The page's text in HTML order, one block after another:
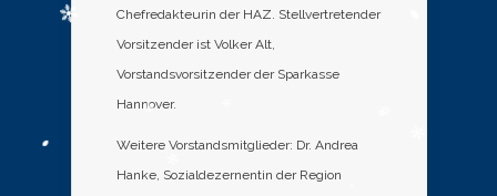
Chefredakteurin der HAZ. Stellvertretender
Vorsitzender ist Volker Alt,
Vorstandsvorsitzender der Sparkasse
Hannover.
Weitere Vorstandsmitglieder: Dr. Andrea
Hanke, Sozialdezernentin der Region